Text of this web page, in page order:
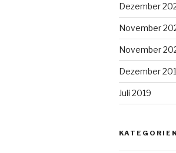
Dezember
November
November
Dezember
Juli 2019
KATEGORIEN